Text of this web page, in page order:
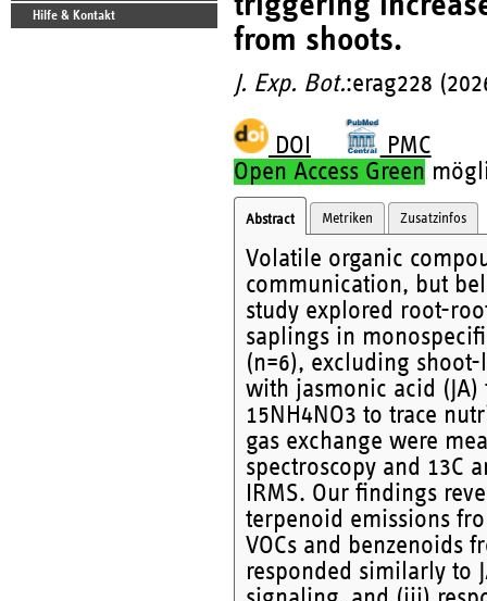
Hilfe & Kontakt
from shoots.
J. Exp. Bot.:erag228
DOI
PMC
Open Access Green
Abstract Metriken Zusatzinfos
Volatile organic
communication, but
study explored root-
saplings in
(n=6), excluding
with jasmonic acid
15NH4NO3 to trace
gas exchange were
spectroscopy and 13C
IRMS. Our findings
terpenoid emissions
VOCs and benzenoids
responded similarly to